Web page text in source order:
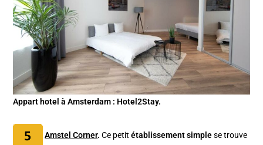
Appart hotel à Amsterdam : Hotel2Stay.
Amstel Corner. Ce petitétablissement simplese trouve